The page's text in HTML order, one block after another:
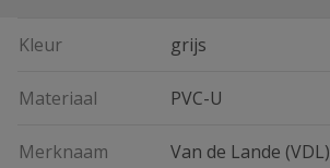
Kleur grijs
Materiaal PVC-U
Merknaam Van de Lande (VDL)